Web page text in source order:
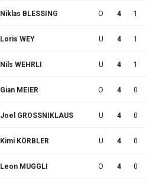
Niklas BLESSING O 4 1
Loris WEY U 4 1
Nils WEHRLI U 4 1
Gian MEIER O 4 0
Joel GROSSNIKLAUS U 4 0
Kimi KÖRBLER U 4 0
Leon MUGGLI O 4 0